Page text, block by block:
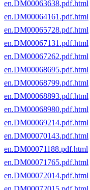
en.DM00063638.pdf.html
en.DM00064161.pdf.html
en.DM00065728.pdf.html
en.DM00067131.pdf.html
en.DM00067262.pdf.html
en.DM00068695.pdf.html
en.DM00068799.pdf.html
en.DM00068893.pdf.html
en.DM00068980.pdf.html
en.DM00069214.pdf.html
en.DM00070143.pdf.html
en.DM00071188.pdf.html
en.DM00071765.pdf.html
en.DM00072014.pdf.html